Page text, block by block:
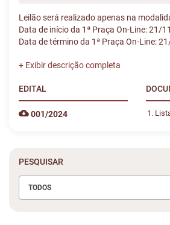
Leilão será realizado apenas na
Data de início da 1ª Praça On-Line: 21/
Data de término da 1ª Praça On-Line:
Data da 2ª Praça On-Line: 28/11/2024
EDITAL
001/2024
PESQUISAR
TODOS